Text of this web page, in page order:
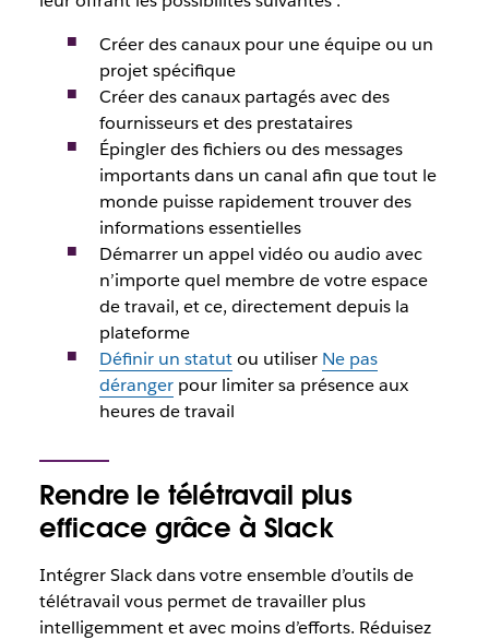
Créer des canaux pour une équipe ou un
projet spécifique
Créer des canaux partagés avec des
fournisseurs et des prestataires
Épingler des fichiers ou des messages
importants dans un canal afin que tout le
monde puisse rapidement trouver des
informations essentielles
Démarrer un appel vidéo ou audio avec
n’importe quel membre de votre espace
de travail, et ce, directement depuis la
plateforme
Définir un statutou utiliser Ne pas
dérangerpour limiter sa présence aux
heures de travail
Rendre le télétravail plus
efficace grâce à Slack
Intégrer Slack dans votre ensemble d’outils de
télétravail vous permet de travailler plus
intelligemment et avec moins d’efforts. Réduisez